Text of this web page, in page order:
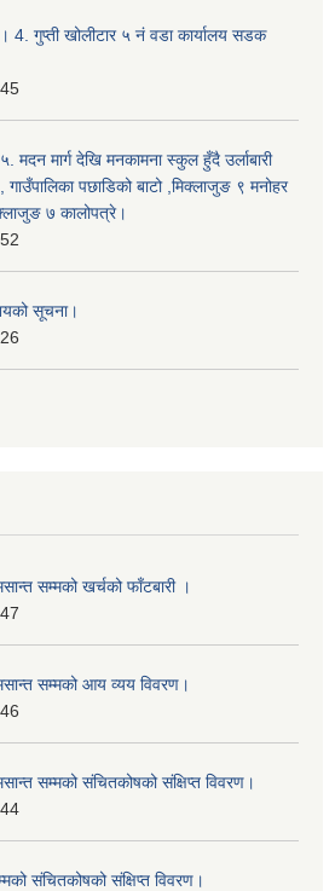
4. गुप्ती खोलीटार ५ नं वडा कार्यालय सडक
मदन मार्ग देखि मनकामना स्कुल हुँदै उर्लाबारी
पछाडिको बाटो ,मिक्लाजुङ ९ मनोहर
७ कालोपत्रे।
सूचना।
सम्मको खर्चको फाँटबारी ।
सम्मको आय व्यय विवरण।
सम्मको संचितकोषको संक्षिप्त विवरण।
संचितकोषको संक्षिप्त विवरण।